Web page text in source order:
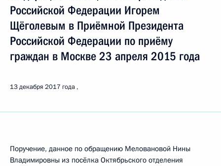
Российской Федерации Игорем
Щёголевым в Приёмной Президента
Российской Федерации по приёму
граждан в Москве 23 апреля 2015 года
13 декабря 2017 года
Поручение, данное по обращению Меловановой Нины
Владимировны из посёлка Октябрьского отделения